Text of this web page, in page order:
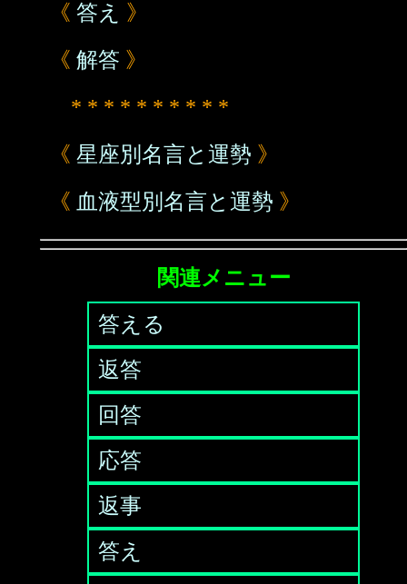
《 答え
》
《 解答 》
* * * * * * * * * *
《 星座別名言と運勢 》
《 血液型別名言と運勢 》
関連メニュー
答える
返答
回答
応答
返事
答え